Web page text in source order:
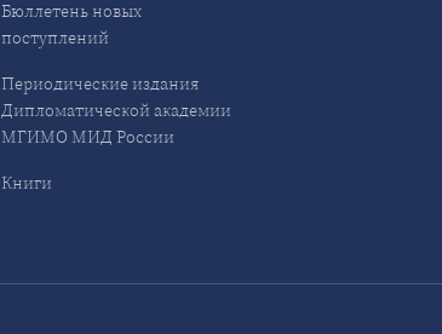
Бюллетень новых
поступлений
Периодические издания
Дипломатической академии
МГИМО МИД России
Книги